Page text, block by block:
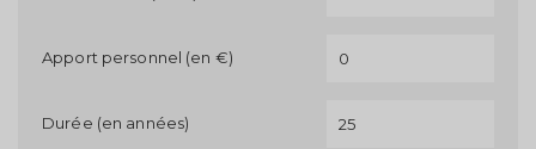
Apport personnel (en €)
Durée (en années)